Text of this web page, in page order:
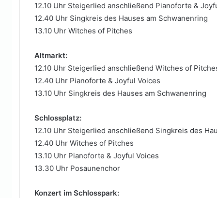
12.10 Uhr Steigerlied anschließend Pianoforte &
12.40 Uhr Singkreis des Hauses am Schwanenring
13.10 Uhr Witches of Pitches
Altmarkt:
12.10 Uhr Steigerlied anschließend Witches of
12.40 Uhr Pianoforte & Joyful Voices
13.10 Uhr Singkreis des Hauses am Schwanenring
Schlossplatz:
12.10 Uhr Steigerlied anschließend Singkreis des
12.40 Uhr Witches of Pitches
13.10 Uhr Pianoforte & Joyful Voices
13.30 Uhr Posaunenchor
Konzert im Schlosspark: